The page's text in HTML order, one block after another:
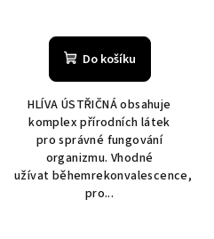
Do košíku
HLÍVA ÚSTŘIČNÁ obsahuje
komplex přírodních látek
pro správné fungování
organizmu. Vhodné
užívat běhemrekonvalescence,
pro...